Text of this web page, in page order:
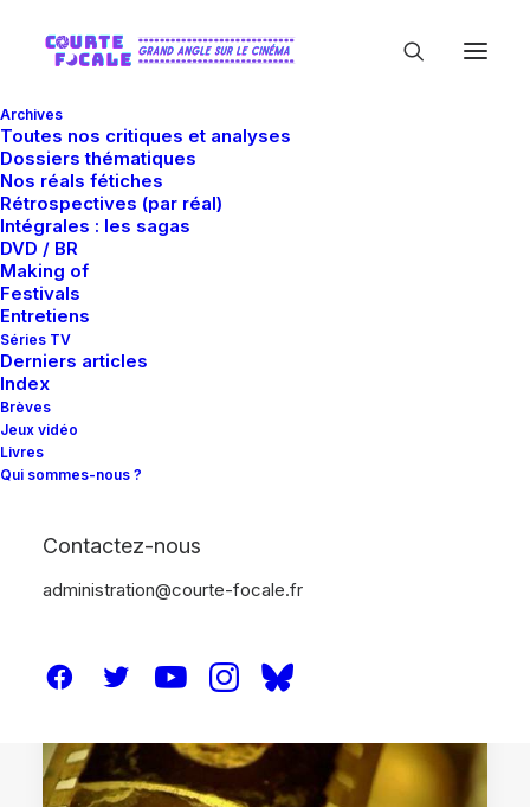
Archives
Toutes nos critiques et analyses
Dossiers thématiques
Nos réals fétiches
Rétrospectives (par réal)
Intégrales : les sagas
DVD / BR
Making of
Festivals
Entretiens
Séries TV
Derniers articles
Index
Brèves
Jeux vidéo
Livres
Qui sommes-nous ?
Contactez-nous
administration@courte-focale.fr
Tout sur le cinéma... en bref.